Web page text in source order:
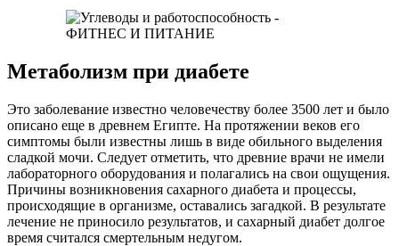
Метаболизм при диабете
Это заболевание известно человечеству более 3500 лет и было
описано еще в древнем Египте. На протяжении веков его
симптомы были известны лишь в виде обильного выделения
сладкой мочи. Следует отметить, что древние врачи не имели
лабораторного оборудования и полагались на свои ощущения.
Причины возникновения сахарного диабета и процессы,
происходящие в организме, оставались загадкой. В результате
лечение не приносило результатов, и сахарный диабет долгое
время считался смертельным недугом.